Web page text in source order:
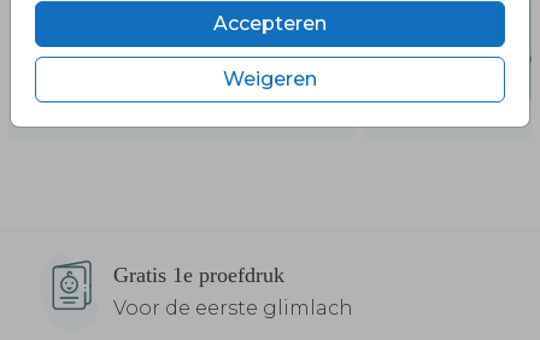
Accepteren
Weigeren
Gratis 1e proefdruk
Voor de eerste glimlach